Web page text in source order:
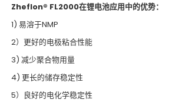
Zheflon® FL2000在锂电池应用中的优势：
1) 易溶于NMP
2）更好的电极粘合性能
3) 减少聚合物用量
4) 更长的储存稳定性
5）良好的电化学稳定性